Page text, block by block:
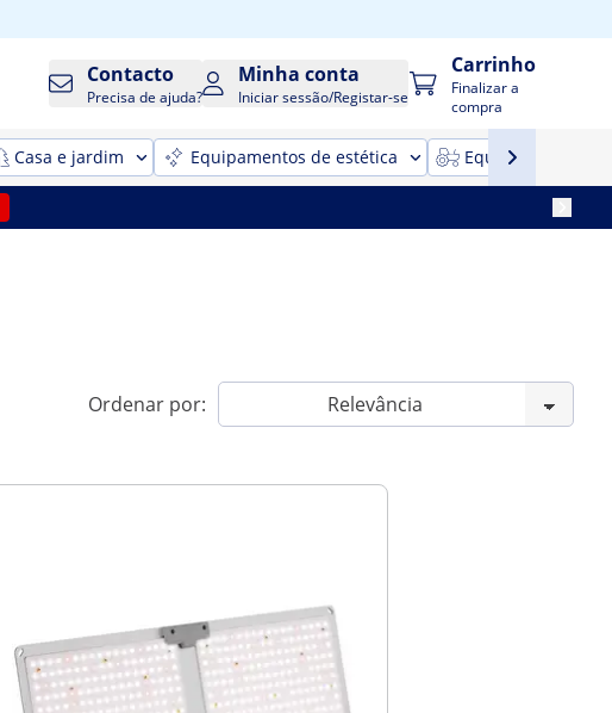
Contacto
Precisa de ajuda?
Minha conta
Iniciar sessão/Registar-se
Carrinho
Finalizar a
compra
Casa e jardim Equipamentos de estética Equipamentos
Ordenar por: